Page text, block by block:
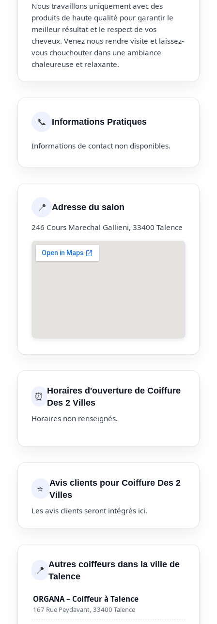
Nous travaillons uniquement avec des
produits de haute qualité pour garantir le
meilleur résultat et le respect de vos
cheveux. Venez nous rendre visite et laissez-
vous chouchouter dans une ambiance
chaleureuse et relaxante.
📞 Informations Pratiques
Informations de contact non disponibles.
📍 Adresse du salon
246 Cours Marechal Gallieni, 33400 Talence
⏰ Horaires d'ouverture de Coiffure
Des 2 Villes
Horaires non renseignés.
⭐
Avis clients pour Coiffure Des 2
Villes
Les avis clients seront intégrés ici.
📍 Autres coiffeurs dans la ville de
Talence
ORGANA – Coiffeur à Talence
167 Rue Peydavant, 33400 Talence